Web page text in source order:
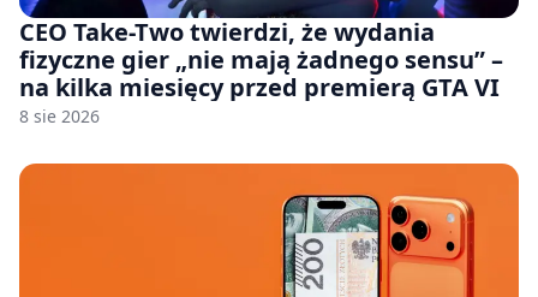
CEO Take-Two twierdzi, że wydania
fizyczne gier „nie mają żadnego sensu” –
na kilka miesięcy przed premierą GTA VI
8 sie 2026